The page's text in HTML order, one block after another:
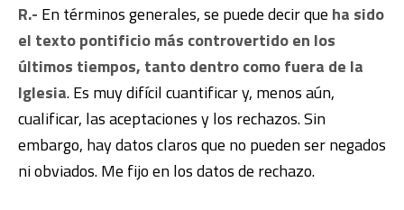
R.- En términos generales, se puede decir que ha sido
el texto pontificio más controvertido en los
últimos tiempos, tanto dentro como fuera de la
Iglesia. Es muy difícil cuantificar y, menos aún,
cualificar, las aceptaciones y los rechazos. Sin
embargo, hay datos claros que no pueden ser negados
ni obviados. Me fijo en los datos de rechazo.